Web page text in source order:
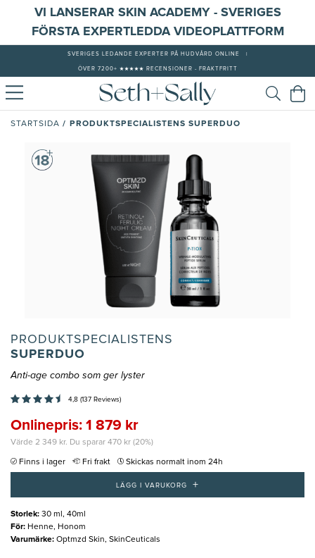
VI LANSERAR SKIN ACADEMY - SVERIGES
FÖRSTA EXPERTLEDDA VIDEOPLATTFORM
SVERIGES LEDANDE EXPERTER PÅ HUDVÅRD ONLINE
ÖVER 7200+ ★★★★★ RECENSIONER - FRAKTFRITT
STARTSIDA / PRODUKTSPECIALISTENS SUPERDUO
PRODUKTSPECIALISTENS
SUPERDUO
Anti-age combo som ger lyster
4,8 (137 Reviews)
Onlinepris: 1 879 kr
Värde 2 349 kr. Du sparar 470 kr (20%)
Finns i lager Fri frakt Skickas normalt inom 24h
LÄGG I VARUKORG +
Storlek: 30 ml, 40ml
För: Henne, Honom
Varumärke: Optmzd Skin, SkinCeuticals